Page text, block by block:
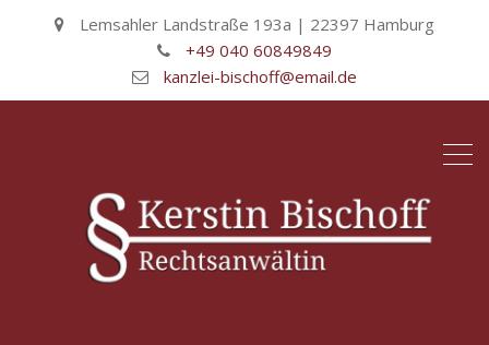
Lemsahler Landstraße 193a | 22397 Hamburg
+49 040 60849849
kanzlei-bischoff@email.de